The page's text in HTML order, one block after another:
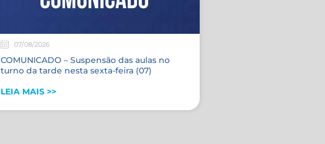
07/08/2026
COMUNICADO – Suspensão das aulas no
turno da tarde nesta sexta-feira (07)
LEIA MAIS >>